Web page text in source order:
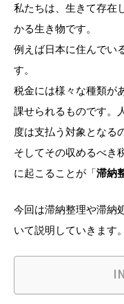
私たちは、生きて存在
かる生き物です。
例えば日本に住んでい
す。
税金には様々な種類が
課せられるものです。
度は支払う対象となる
そしてその収めるべき
に起こることが「滞納
今回は滞納整理や滞納
いて説明していきます。